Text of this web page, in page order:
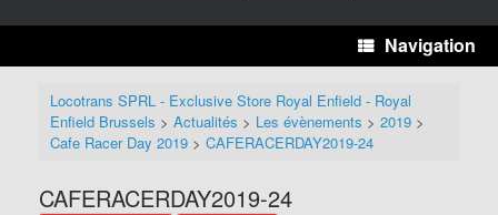
Navigation
Locotrans SPRL - Exclusive Store Royal Enfield - Royal
Enfield Brussels > Actualités > Les évènements > 2019>
Cafe Racer Day 2019> CAFERACERDAY2019-24
CAFERACERDAY2019-24